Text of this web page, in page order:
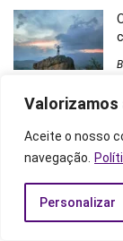
Valorizamos
Aceite o nosso
navegação.
Personalizar
com vinagre,